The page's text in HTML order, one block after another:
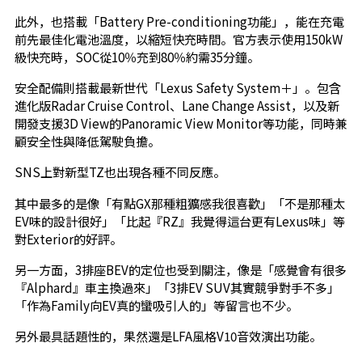
此外，也搭載「Battery Pre-conditioning功能」，能在充電
前先最佳化電池溫度，以縮短快充時間。官方表示使用150kW
級快充時，SOC從10％充到80％約需35分鐘。
安全配備則搭載最新世代「Lexus Safety System＋」。包含
進化版Radar Cruise Control、Lane Change Assist，以及新
開發支援3D View的Panoramic View Monitor等功能，同時兼
顧安全性與降低駕駛負擔。
SNS上對新型TZ也出現各種不同反應。
其中最多的是像「有點GX那種粗獷感我很喜歡」「不是那種太
EV味的設計很好」「比起『RZ』我覺得這台更有Lexus味」等
對Exterior的好評。
另一方面，3排座BEV的定位也受到關注，像是「感覺會有很多
『Alphard』車主換過來」「3排EV SUV其實競爭對手不多」
「作為Family向EV真的蠻吸引人的」等留言也不少。
另外最具話題性的，果然還是LFA風格V10音效演出功能。